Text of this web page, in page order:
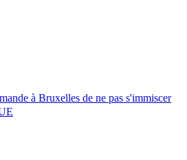
à Bruxelles de ne pas s'immiscer